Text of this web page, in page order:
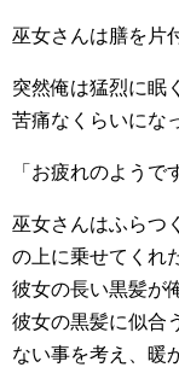
巫女さんは膳を片
突然俺は猛烈に眠
苦痛なくらいにな
「お疲れのようで
巫女さんはふらつ
の上に乗せてくれ
彼女の長い黒髪が
彼女の黒髪に似合
ない事を考え、暖